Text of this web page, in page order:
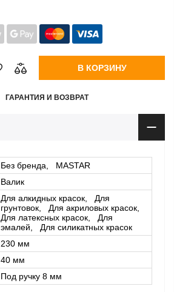
В КОРЗИНУ
ГАРАНТИЯ И ВОЗВРАТ
Без бренда, MASTAR
Валик
Для алкидных красок, Для
грунтовок, Для акриловых красок,
Для латексных красок, Для
эмалей, Для силикатных красок
230 мм
40 мм
Под ручку 8 мм